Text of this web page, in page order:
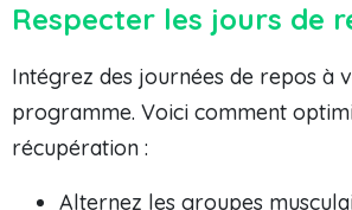
Respecter les jours de
Intégrez des journées de repos à
programme. Voici comment
récupération :
Alternez les groupes